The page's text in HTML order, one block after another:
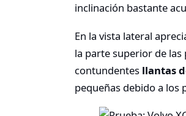
inclinación bastante
En la vista lateral
la parte superior de las
contundentes llantas
pequeñas debido a los